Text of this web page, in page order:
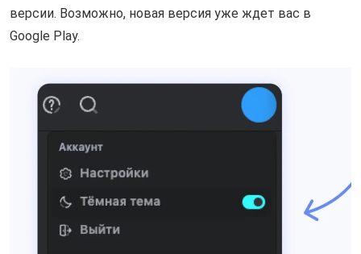
версии. Возможно, новая версия уже ждет вас в
Google Play.